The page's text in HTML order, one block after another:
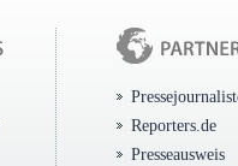
Reporters.de
Presseausweis